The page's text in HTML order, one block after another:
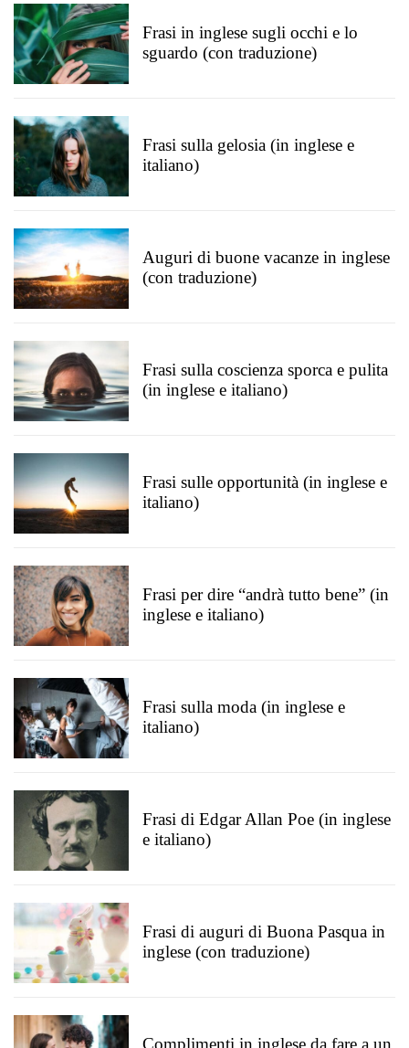
Frasi in inglese sugli occhi e lo
sguardo (con traduzione)
Frasi sulla gelosia (in inglese e
italiano)
Auguri di buone vacanze in inglese
(con traduzione)
Frasi sulla coscienza sporca e pulita
(in inglese e italiano)
Frasi sulle opportunità (in inglese e
italiano)
Frasi per dire “andrà tutto bene” (in
inglese e italiano)
Frasi sulla moda (in inglese e
italiano)
Frasi di Edgar Allan Poe (in inglese
e italiano)
Frasi di auguri di Buona Pasqua in
inglese (con traduzione)
Complimenti in inglese da fare a un